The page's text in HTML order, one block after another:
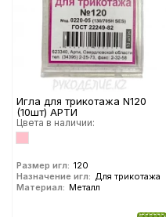
Игла для трикотажа N120
(10шт) АРТИ
Цвета в наличии:
Размер игл: 120
Назначение игл: Для трикотажа
Материал: Металл